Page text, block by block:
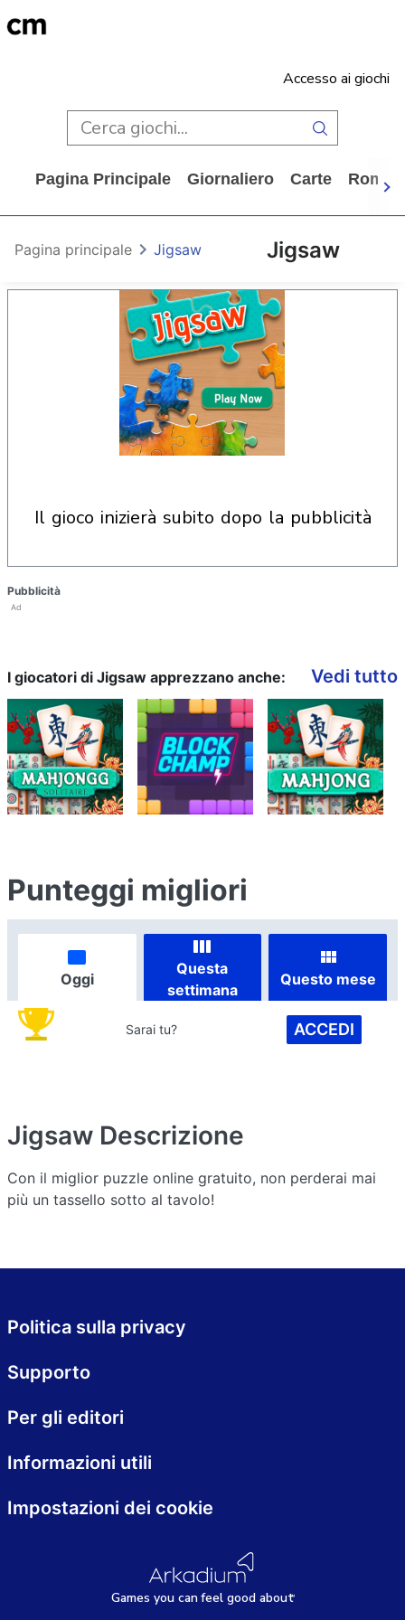
Accesso ai giochi
Pagina Principale Giornaliero Carte
Jigsaw
Pagina principale Jigsaw
il gioco inizierà subito dopo la pubblicità
Pubblicità
Ad
I giocatori di Jigsaw apprezzano anche: Vedi tutto
Punteggi migliori
Oggi
Questa
settimana
Questo mese
Sarai tu? ACCEDI
Jigsaw Descrizione
Con il miglior puzzle online gratuito, non perderai mai
più un tassello sotto al tavolo!
Games you canfeel good about
Politica sulla privacy
Supporto
Per gli editori
Informazioni utili
Impostazioni dei cookie